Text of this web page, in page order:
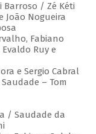
/ Zé Kéti
Nogueira
Fabiano
Ruy e
e Sergio Cabral
– Tom
/ Saudade da